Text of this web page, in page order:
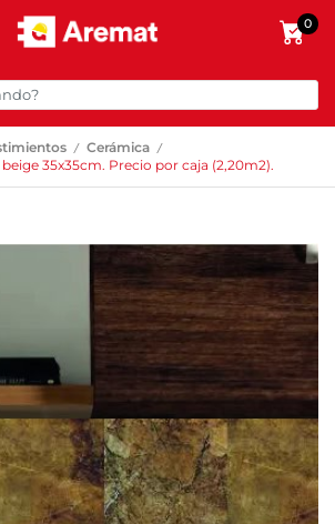
0
/ Cerámica /
35x35cm. Precio por caja (2,20m2).